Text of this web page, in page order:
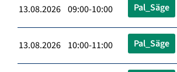
13.08.2026 09:00-10:00 Pal_Säge
13.08.2026 10:00-11:00 Pal_Säge